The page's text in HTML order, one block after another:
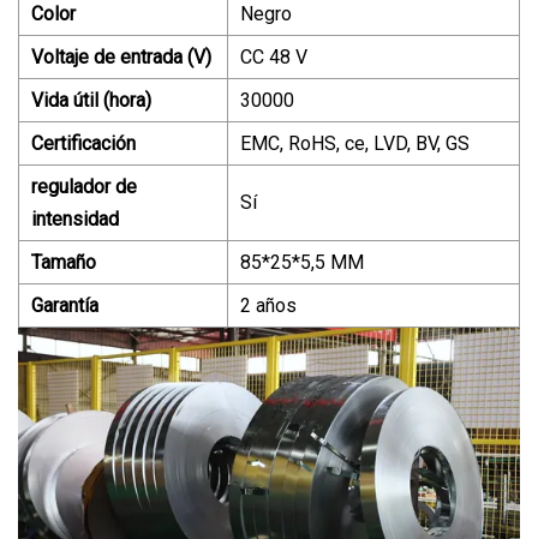
Color
Negro
Voltaje de entrada (V)
CC 48 V
Vida útil (hora)
30000
Certificación
EMC, RoHS, ce, LVD, BV, GS
regulador de
intensidad
Sí
Tamaño
85*25*5,5 MM
Garantía
2 años